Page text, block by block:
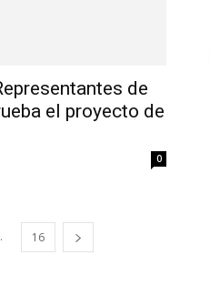
de
el proyecto de
0
16